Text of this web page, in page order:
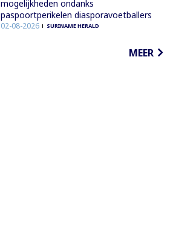
mogelijkheden ondanks
paspoortperikelen diasporavoetballers
02-08-2026 SURINAME HERALD
MEER